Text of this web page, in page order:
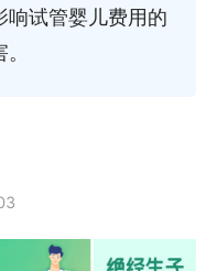
响试管婴儿费用的